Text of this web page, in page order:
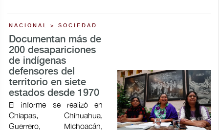
NACIONAL > SOCIEDAD
Documentan más de
200 desapariciones
de indígenas
defensores del
territorio en siete
estados desde 1970
El informe se realizó en
Chiapas, Chihuahua,
Guerrero, Michoacán,